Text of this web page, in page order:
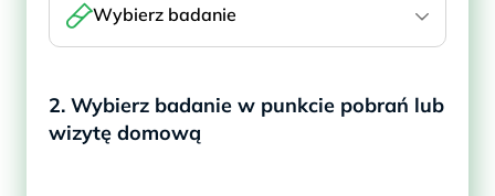
Wybierz badanie
2. Wybierz badanie w punkcie pobrań lub
wizytę domową